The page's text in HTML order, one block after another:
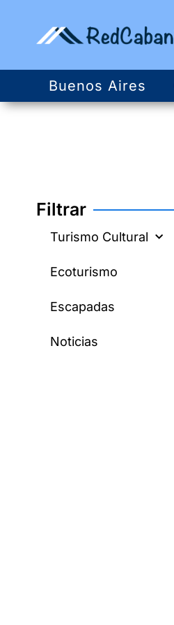
Buenos Aires
Filtrar
Turismo Cultural
Ecoturismo
Escapadas
Noticias